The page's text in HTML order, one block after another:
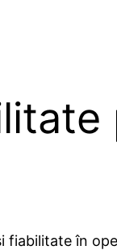
fiabilitate în